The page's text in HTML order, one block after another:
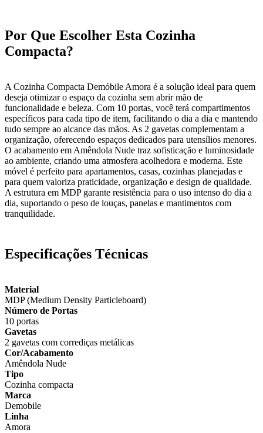
Por Que Escolher Esta Cozinha
Compacta?
A Cozinha Compacta Demóbile Amora é a solução ideal para quem
deseja otimizar o espaço da cozinha sem abrir mão de
funcionalidade e beleza. Com 10 portas, você terá compartimentos
específicos para cada tipo de item, facilitando o dia a dia e mantendo
tudo sempre ao alcance das mãos. As 2 gavetas complementam a
organização, oferecendo espaços dedicados para utensílios menores.
O acabamento em Amêndola Nude traz sofisticação e luminosidade
ao ambiente, criando uma atmosfera acolhedora e moderna. Este
móvel é perfeito para apartamentos, casas, cozinhas planejadas e
para quem valoriza praticidade, organização e design de qualidade.
A estrutura em MDP garante resistência para o uso intenso do dia a
dia, suportando o peso de louças, panelas e mantimentos com
tranquilidade.
Especificações Técnicas
Material
MDP (Medium Density Particleboard)
Número de Portas
10 portas
Gavetas
2 gavetas com corrediças metálicas
Cor/Acabamento
Amêndola Nude
Tipo
Cozinha compacta
Marca
Demobile
Linha
Amora